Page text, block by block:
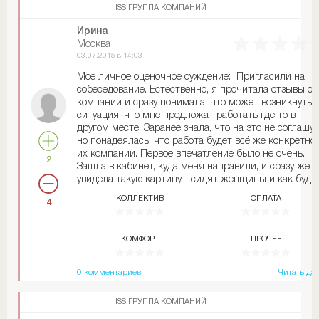
которых я знаю, всем довольны.
ISS ГРУППА КОМПАНИЙ
2
4
Ирина
Москва
03.07.2015 в 14:03
Мое личное оценочное суждение: Пригласили на
собеседование. Естественно, я прочитала отзывы о
компании и сразу понимала, что может возникнуть
ситуация, что мне предложат работать где-то в
другом месте. Заранее знала, что на это не
но понадеялась, что работа будет всё же конкретно
их компании. Первое впечатление было не очень.
Зашла в кабинет, куда меня направили, и сразу же
увидела такую картину - сидят женщины и как
какое-то время вновь зашла и спросила, как меня
девушка сказала, что она сейчас вернется. Я не
жирными буквами написал в письме, что нужно
КОЛЛЕКТИВ
КОМФОРТ
ОПЛАТА
ПРОЧЕЕ
0 комментариев Читать
ISS ГРУППА КОМПАНИЙ